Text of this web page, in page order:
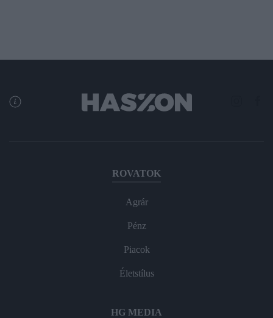
ROVATOK
Agrár
Pénz
Piacok
Életstílus
HG MEDIA